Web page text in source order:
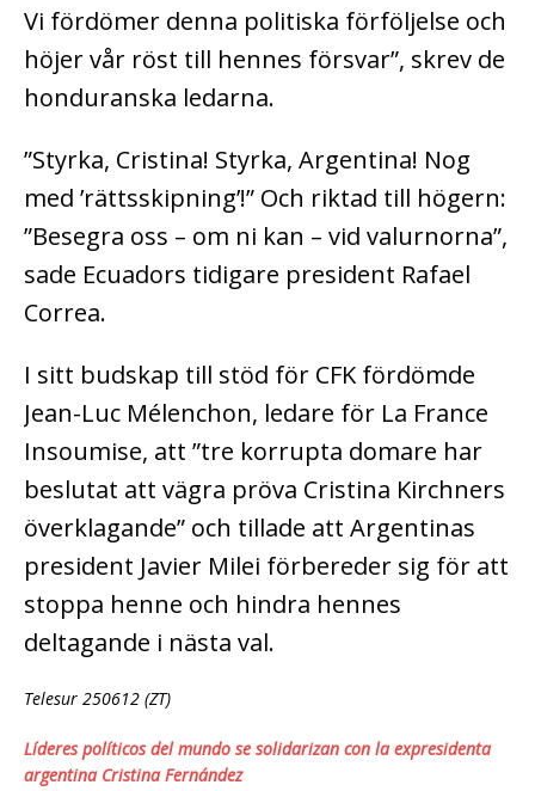
Vi fördömer denna politiska förföljelse och
höjer vår röst till hennes försvar”, skrev de
honduranska ledarna.
”Styrka, Cristina! Styrka, Argentina! Nog
med ’rättsskipning’!” Och riktad till högern:
”Besegra oss – om ni kan – vid valurnorna”,
sade Ecuadors tidigare president Rafael
Correa.
I sitt budskap till stöd för CFK fördömde
Jean-Luc Mélenchon, ledare för La France
Insoumise, att ”tre korrupta domare har
beslutat att vägra pröva Cristina Kirchners
överklagande” och tillade att Argentinas
president Javier Milei förbereder sig för att
stoppa henne och hindra hennes
deltagande i nästa val.
Telesur 250612 (ZT)
Líderes políticos del mundo se solidarizan con la expresidenta
argentina Cristina Fernández